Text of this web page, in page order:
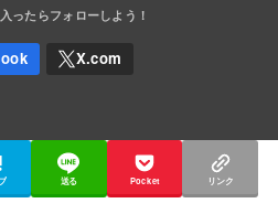
送る Pocket リンク